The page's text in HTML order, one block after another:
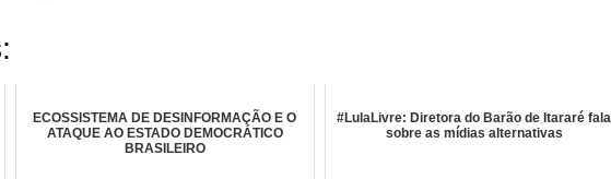
ECOSSISTEMA DE DESINFORMAÇÃO E O
ATAQUE AO ESTADO DEMOCRÁTICO
BRASILEIRO
#LulaLivre: Diretora do Barão de Itararé fala
sobre as mídias alternativas